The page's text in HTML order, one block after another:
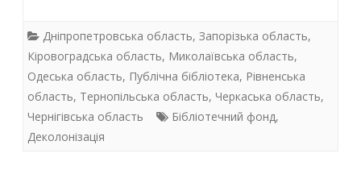
(ч.
3)
e
b
o
o
k
itt
er
at
s
A
p
k
e
dI
n
Дніпропетровська область, Запорізька область,
Кіровоградська область, Миколаївська область,
Одеська область, Публічна бібліотека, Рівненська
область, Тернопільська область, Черкаська область,
Чернігівська область
Бібліотечний фонд,
Деколонізація